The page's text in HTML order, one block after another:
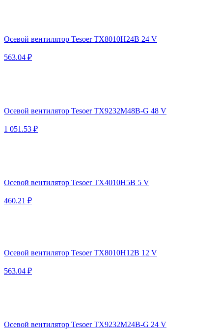
Осевой вентилятор Tesoer TX8010H24B 24 V
563.04 ₽
Осевой вентилятор Tesoer TX9232M48B-G 48 V
1 051.53 ₽
Осевой вентилятор Tesoer TX4010H5B 5 V
460.21 ₽
Осевой вентилятор Tesoer TX8010H12B 12 V
563.04 ₽
Осевой вентилятор Tesoer TX9232M24B-G 24 V